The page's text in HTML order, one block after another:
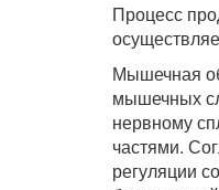
Процесс
Мышечная
мышечных
нервному
частями.
регуляции